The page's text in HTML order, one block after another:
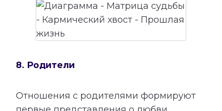
8. Родители
Отношения с родителями формируют